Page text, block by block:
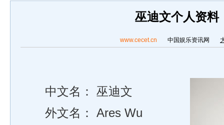
巫迪文个人资料
www.cecet.cn 中国娱乐资讯网
中文名： 巫迪文
外文名： Ares Wu